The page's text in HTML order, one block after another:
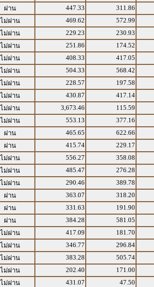
ผ่าน 447.33 311.86
ไม่ผ่าน 469.62 572.99
ไม่ผ่าน 229.23 230.93
ไม่ผ่าน 251.86 174.52
ไม่ผ่าน 408.33 417.05
ไม่ผ่าน 504.33 568.42
ไม่ผ่าน 228.57 197.58
ไม่ผ่าน 430.87 417.14
ไม่ผ่าน 3,673.46 115.59
ไม่ผ่าน 553.13 377.16
ผ่าน 465.65 622.66
ผ่าน 415.74 229.17
ไม่ผ่าน 556.27 358.08
ไม่ผ่าน 485.47 276.28
ไม่ผ่าน 290.46 389.78
ผ่าน 363.07 318.20
ผ่าน 331.63 191.90
ผ่าน 384.28 581.05
ไม่ผ่าน 417.09 181.70
ไม่ผ่าน 346.77 296.84
ไม่ผ่าน 383.28 505.74
ไม่ผ่าน 202.40 171.00
ไม่ผ่าน 431.07 47.50